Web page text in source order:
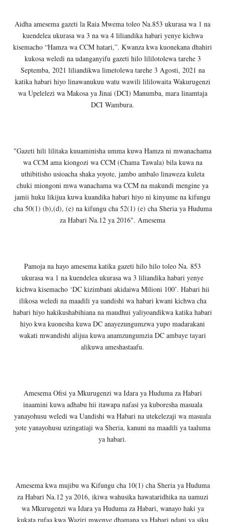
Aidha amesema gazeti la Raia Mwema toleo Na.853 ukurasa wa 1 na
kuendelea ukurasa wa 3 na wa 4 liliandika habari yenye kichwa
kisemacho “Hamza wa CCM hatari,”. Kwanza kwa kuonekana dhahiri
kukosa weledi na udanganyifu gazeti hilo lililotolewa tarehe 3
Septemba, 2021 liliandikwa limetolewa tarehe 3 Agosti, 2021 na
katika habari hiyo linawanukuu watu wawili lililowaita Wakurugenzi
wa Upelelezi wa Makosa ya Jinai (DCI) Manumba, mara linamtaja
DCI Wambura.
"Gazeti hili lilitaka kuuaminisha umma kuwa Hamza ni mwanachama
wa CCM ama kiongozi wa CCM (Chama Tawala) bila kuwa na
uthibitisho usioacha shaka yoyote, jambo ambalo linaweza kuleta
chuki miongoni mwa wanachama wa CCM na makundi mengine ya
jamii huku likijua kuwa kuandika habari hiyo ni kinyume na kifungu
cha 50(1) (b),(d), (e) na kifungu cha 52(1) (e) cha Sheria ya Huduma
za Habari Na.12 ya 2016". Amesema
Pamoja na hayo amesema katika gazeti hilo hilo toleo Na. 853
ukurasa wa 1 na kuendelea ukurasa wa 3 liliandika habari yenye
kichwa kisemacho ‘DC kizimbani akidaiwa Milioni 100’. Habari hii
ilikosa weledi na maadili ya uandishi wa habari kwani kichwa cha
habari hiyo hakikushabihiana na maudhui yaliyoandikwa katika habari
hiyo kwa kuonesha kuwa DC anayezungumzwa yupo madarakani
wakati mwandishi alijua kuwa anamzungumzia DC ambaye tayari
alikuwa ameshastaafu.
Amesema Ofisi ya Mkurugenzi wa Idara ya Huduma za Habari
inaamini kuwa adhabu hii itawapa nafasi ya kuboresha masuala
yanayohusu weledi wa Uandishi wa Habari na utekelezaji wa masuala
yote yanayohusu uzingatiaji wa Sheria, kanuni na maadili ya taaluma
ya habari.
Amesema kwa mujibu wa Kifungu cha 10(1) cha Sheria ya Huduma
za Habari Na.12 ya 2016, ikiwa wahusika hawataridhika na uamuzi
wa Mkurugenzi wa Idara ya Huduma za Habari, wanayo haki ya
kukata rufaa kwa Waziri mwenye dhamana ya Habari ndani ya siku